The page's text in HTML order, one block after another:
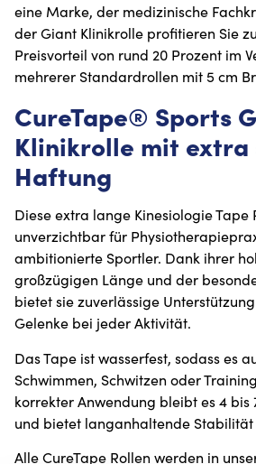
eine Marke, der medizinische
der Giant Klinikrolle profitieren Sie
Preisvorteil von rund 20 Prozent im
mehrerer Standardrollen mit 5 cm
CureTape® Sports
Klinikrolle mit
Haftung
Diese extra lange Kinesiologie Tape
unverzichtbar für
ambitionierte Sportler. Dank ihrer
großzügigen Länge und der
bietet sie zuverlässige
Gelenke bei jeder Aktivität.
Das Tape ist wasserfest, sodass es
Schwimmen, Schwitzen oder
korrekter Anwendung bleibt es 4 bis
und bietet langanhaltende Stabilität
Alle CureTape Rollen werden in